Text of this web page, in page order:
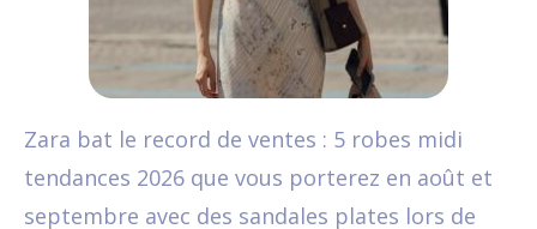
Zara bat le record de ventes : 5 robes midi
tendances 2026 que vous porterez en août et
septembre avec des sandales plates lors de